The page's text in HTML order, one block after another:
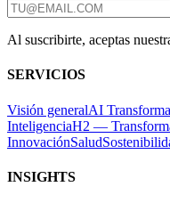
Al suscribirte, aceptas
SERVICIOS
Visión generalAI
InteligenciaH2 —
InnovaciónSalud
INSIGHTS